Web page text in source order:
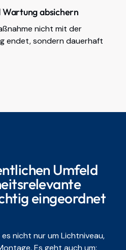
Wartung absichern
nicht mit der
endet, sondern dauerhaft
Umfeld
eingeordnet
nicht nur um Lichtniveau,
Es geht auch um: